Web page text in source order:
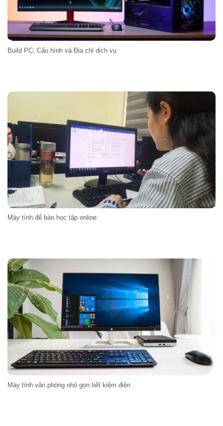
Build PC: Cấu hình và Địa chỉ dịch vụ
Máy tính để bàn học tập online
Máy tính văn phòng nhỏ gọn tiết kiệm điện